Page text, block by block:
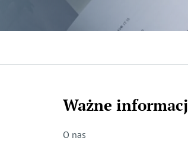
Ważne
O nas